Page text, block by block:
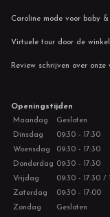
Caroline mode voor baby
Virtuele tour door de
Review schrijven over onze
Openingstijden
Maandag
Gesloten
Dinsdag
09:30 - 17:30
Woensdag
09:30 - 17:30
Donderdag 09:30 - 17:30
Vrijdag
09:30 - 17:30 /
Zaterdag
09:30 - 17:00
Zondag
Gesloten